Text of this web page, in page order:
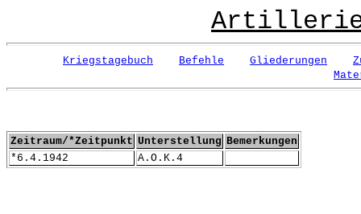
Kriegstagebuch Befehle Gliederungen
Zeitraum/*Zeitpunkt Unterstellung Bemerkungen
*6.4.1942
A.O.K.4